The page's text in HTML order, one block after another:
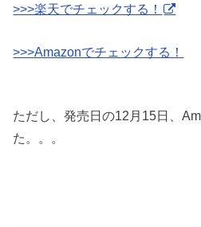
>>>楽天でチェックする！
>>>Amazonでチェックする！
ただし、発売日の12月15日、
た。。。